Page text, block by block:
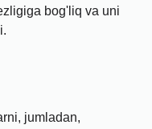
bog'liq va uni
jumladan,